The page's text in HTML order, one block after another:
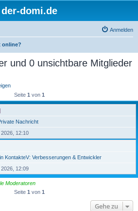
der-domi.de
Anmelden
online?
und 0 unsichtbare Mitglieder
Seite 1 von 1
Nachricht
2026, 12:10
KontakteV: Verbesserungen & Entwickler
2026, 12:09
Moderatoren
Seite 1 von 1
Gehe zu